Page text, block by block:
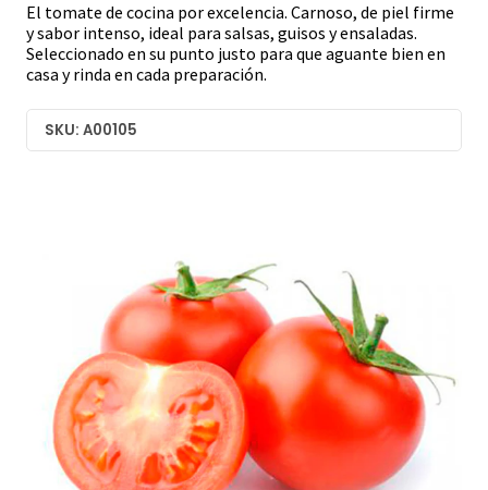
El tomate de cocina por excelencia. Carnoso, de piel firme
y sabor intenso, ideal para salsas, guisos y ensaladas.
Seleccionado en su punto justo para que aguante bien en
casa y rinda en cada preparación.
SKU: A00105